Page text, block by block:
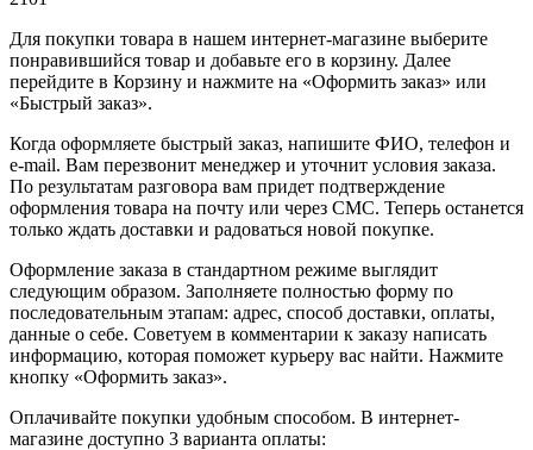
Для покупки товара в нашем интернет-магазине выберите
понравившийся товар и добавьте его в корзину. Далее
перейдите в Корзину и нажмите на «Оформить заказ» или
«Быстрый заказ».
Когда оформляете быстрый заказ, напишите ФИО, телефон и
e-mail. Вам перезвонит менеджер и уточнит условия заказа.
По результатам разговора вам придет подтверждение
оформления товара на почту или через СМС. Теперь останется
только ждать доставки и радоваться новой покупке.
Оформление заказа в стандартном режиме выглядит
следующим образом. Заполняете полностью форму по
последовательным этапам: адрес, способ доставки, оплаты,
данные о себе. Советуем в комментарии к заказу написать
информацию, которая поможет курьеру вас найти. Нажмите
кнопку «Оформить заказ».
Оплачивайте покупки удобным способом. В интернет-
магазине доступно 3 варианта оплаты: